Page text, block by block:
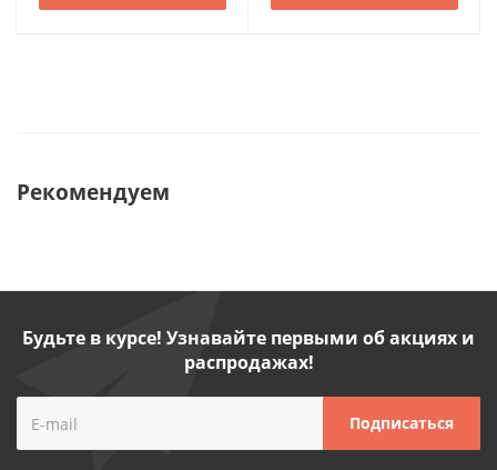
Рекомендуем
Будьте в курсе! Узнавайте первыми об акциях и
распродажах!